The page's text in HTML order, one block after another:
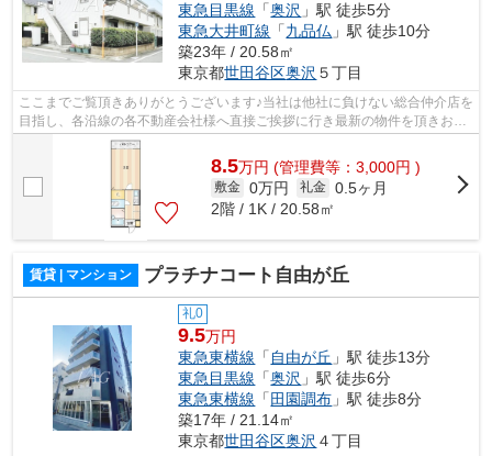
東急目黒線 「奥沢 」駅 徒歩5分
東急大井町線 「九品仏 」駅 徒歩10分
築23年 / 20.58㎡
東京都世田谷区奥沢 ５丁目
ここまでご覧頂きありがとうございます♪当社は他社に負けない総合仲介店を
目指し、各沿線の各不動産会社様へ直接ご挨拶に行き最新の物件を頂きお客
様へ提供しております！最新の情報は...
8.5万円 (管理費等：3,000円 )
敷金 0万円 礼金 0.5ヶ月
2階 / 1K / 20.58㎡
賃貸 | マンション プラチナコート自由が丘
礼0
9.5万円
東急東横線 「 自由が丘 」駅 徒歩13分
東急目黒線 「奥沢 」駅 徒歩6分
東急東横線 「 田園調布 」駅 徒歩8分
築17年 / 21.14㎡
東京都世田谷区奥沢 ４丁目